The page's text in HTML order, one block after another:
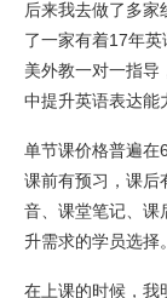
后来我去做了多
了一家有着17年
美外教一对一指导
中提升英语表达能
单节课价格普遍在
课前有预习，课后
音、课堂笔记、课
升需求的学员选择。
在上课的时候，我